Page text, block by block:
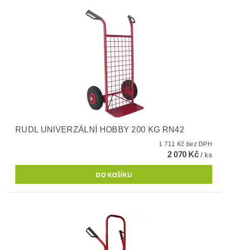
RUDL UNIVERZÁLNÍ HOBBY 200 KG RN42
1 711 Kč bez DPH
2 070 Kč/ ks